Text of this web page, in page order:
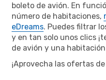
boleto de avión. En
número de habitaciones,
eDreams. Puedes filtrar
y en tan solo unos clics
de avión y una
¡Aprovecha las ofertas